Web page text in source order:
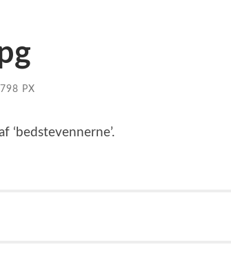
PX
‘bedstevennerne’.